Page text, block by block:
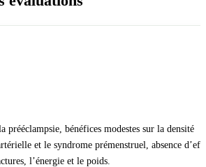
prééclampsie, bénéfices modestes sur la densité
et le syndrome prémenstruel, absence
l’énergie et le poids.